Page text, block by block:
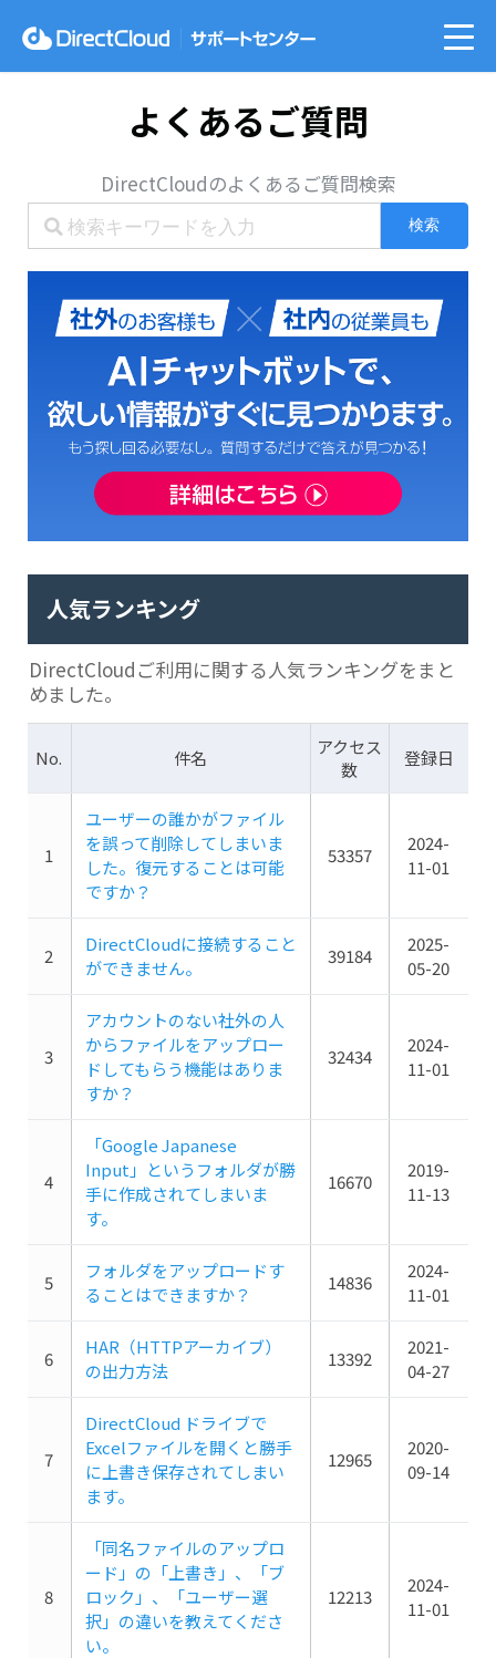
よくあるご質問
DirectCloudのよくあるご質問検索
人気ランキング
DirectCloudご利用に関する人気ランキングをまと
めました。
No. 件名
アクセス
数
登録日
1
ユーザーの誰かがファイル
を誤って削除してしまいま
した。復元することは可能
ですか？
53357
2024-
11-01
2
DirectCloudに接続すること
ができません。
39184
2025-
05-20
3
アカウントのない社外の人
からファイルをアップロー
ドしてもらう機能はありま
すか？
32434
2024-
11-01
4
「Google Japanese
Input」というフォルダが勝
手に作成されてしまいま
す。
16670
2019-
11-13
5
フォルダをアップロードす
ることはできますか？
14836
2024-
11-01
6
HAR（HTTPアーカイブ）
の出力方法
13392
2021-
04-27
7
DirectCloud ドライブで
Excelファイルを開くと勝手
に上書き保存されてしまい
ます。
12965
2020-
09-14
8
「同名ファイルのアップロ
ード」の「上書き」、「ブ
ロック」、「ユーザー選
択」の違いを教えてくださ
い。
12213
2024-
11-01